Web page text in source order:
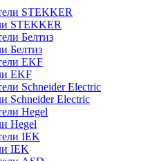
STEKKER
Белтиз
EKF
Schneider Electric
Hegel
IEK